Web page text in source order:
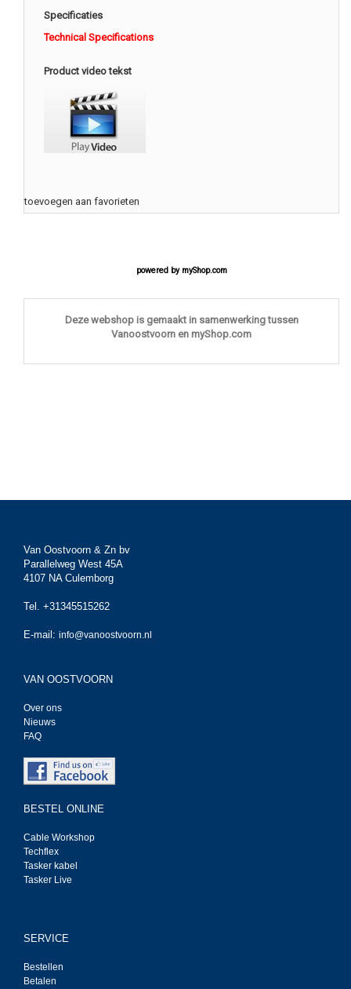
Specificaties
Technical Specifications
Product video tekst
toevoegen aan favorieten
powered by myShop.com
Deze webshop is gemaakt in samenwerking tussen
Vanoostvoorn en myShop.com
Van Oostvoorn & Zn bv
Parallelweg West 45A
4107 NA Culemborg
Tel. +31345515262
E-mail: info@vanoostvoorn.nl
VAN OOSTVOORN
Over ons
Nieuws
FAQ
BESTEL ONLINE
Cable Workshop
Techflex
Tasker kabel
Tasker Live
SERVICE
Bestellen
Betalen